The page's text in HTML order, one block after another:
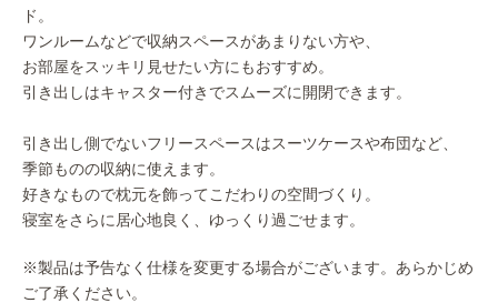
ド。
ワンルームなどで収納スペースがあまりない方や、
お部屋をスッキリ見せたい方にもおすすめ。
引き出しはキャスター付きでスムーズに開閉できます。
引き出し側でないフリースペースはスーツケースや布団など、
季節ものの収納に使えます。
好きなもので枕元を飾ってこだわりの空間づくり。
寝室をさらに居心地良く、ゆっくり過ごせます。
※製品は予告なく仕様を変更する場合がございます。あらかじめ
ご了承ください。